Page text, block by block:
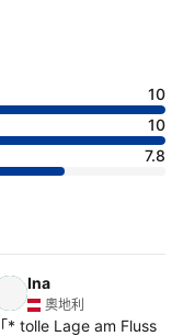
10
10
7.8
Ina
奧地利
「* tolle Lage am Fluss